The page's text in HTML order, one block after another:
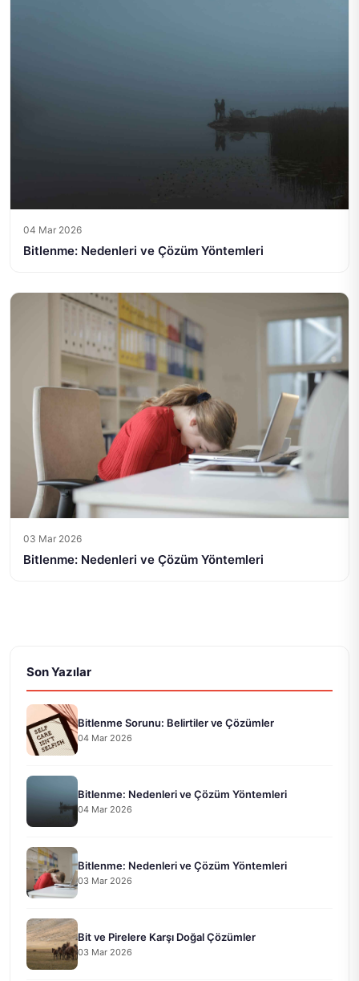
04 Mar 2026
Bitlenme: Nedenleri ve Çözüm Yöntemleri
03 Mar 2026
Bitlenme: Nedenleri ve Çözüm Yöntemleri
Son Yazılar
Bitlenme Sorunu: Belirtiler ve Çözümler
04 Mar 2026
Bitlenme: Nedenleri ve Çözüm Yöntemleri
04 Mar 2026
Bitlenme: Nedenleri ve Çözüm Yöntemleri
03 Mar 2026
Bit ve Pirelere Karşı Doğal Çözümler
03 Mar 2026